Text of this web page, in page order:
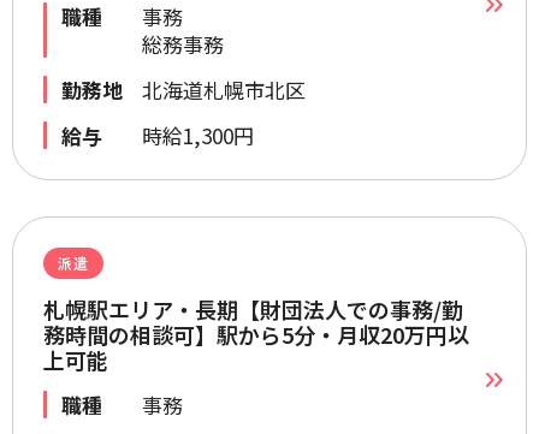
職種
事務
総務事務
勤務地
北海道札幌市北区
給与
時給1,300円
派遣
札幌駅エリア・長期【財団法人での事務/勤
務時間の相談可】駅から5分・月収20万円以
上可能
職種
事務